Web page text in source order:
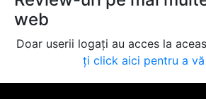
web
Doar userii logați au acces la
ți click aici pentru a